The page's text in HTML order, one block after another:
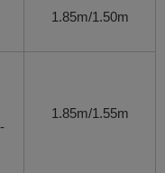
1.85m/1.50m
1.85m/1.55m